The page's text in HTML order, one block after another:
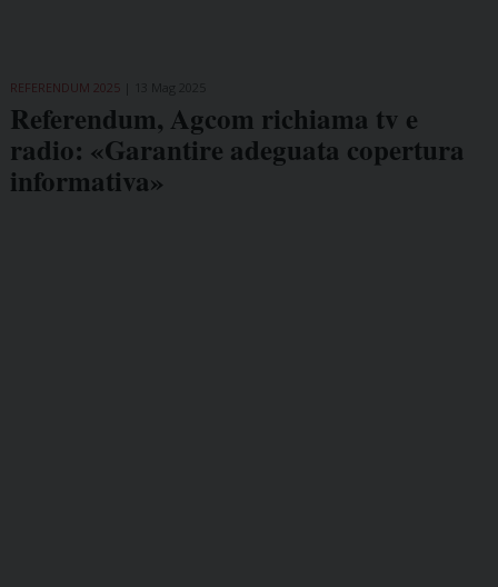
REFERENDUM 2025
Referendum, Agcom richiama tv e
radio: «Garantire adeguata copertura
informativa»